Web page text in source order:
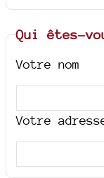
Qui êtes-
Votre nom
Votre